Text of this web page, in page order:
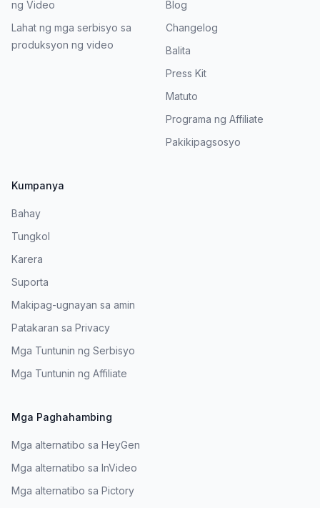
ng Video
Lahat ng mga serbisyo sa
produksyon ng video
Blog
Changelog
Balita
Press Kit
Matuto
Programa ng Affiliate
Pakikipagsosyo
Kumpanya
Bahay
Tungkol
Karera
Suporta
Makipag-ugnayan sa amin
Patakaran sa Privacy
Mga Tuntunin ng Serbisyo
Mga Tuntunin ng Affiliate
Mga Paghahambing
Mga alternatibo sa HeyGen
Mga alternatibo sa InVideo
Mga alternatibo sa Pictory